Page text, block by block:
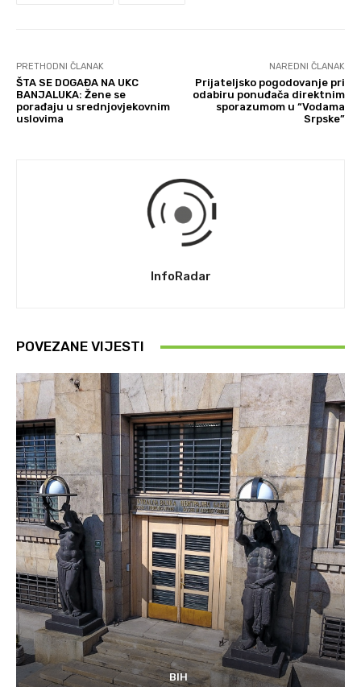
PRETHODNI ČLANAK
ŠTA SE DOGAĐA NA UKC
BANJALUKA: Žene se
porađaju u srednjovjekovnim
uslovima
NAREDNI ČLANAK
Prijateljsko pogodovanje pri
odabiru ponuđača direktnim
sporazumom u “Vodama
Srpske”
InfoRadar
POVEZANE VIJESTI
BIH